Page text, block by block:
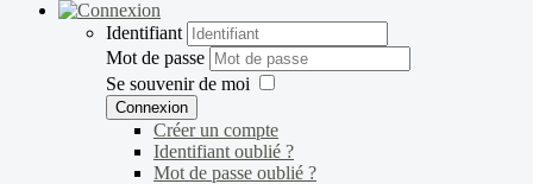
Identifiant
Mot de passe
Se souvenir de moi
Connexion
Créer un compte
Identifiant oublié ?
Mot de passe oublié ?